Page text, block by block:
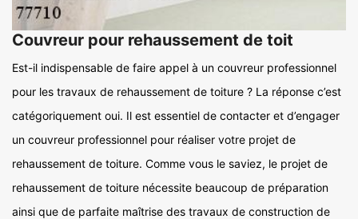
Couvreur pour rehaussement de toit
Est-il indispensable de faire appel à un couvreur professionnel
pour les travaux de rehaussement de toiture ? La réponse c’est
catégoriquement oui. Il est essentiel de contacter et d’engager
un couvreur professionnel pour réaliser votre projet de
rehaussement de toiture. Comme vous le saviez, le projet de
rehaussement de toiture nécessite beaucoup de préparation
ainsi que de parfaite maîtrise des travaux de construction de